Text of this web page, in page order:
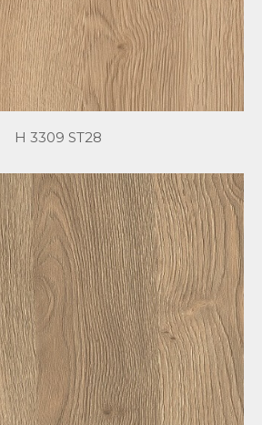
H 3309 ST28